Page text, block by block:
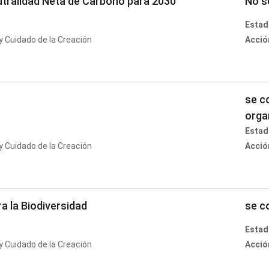
de la Creación
se
de la Creación
la Biodiversidad se
de la Creación